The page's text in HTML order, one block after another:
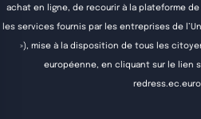
achat en ligne, de recourir à la plateforme
les services fournis par les entreprises de
»), mise à la disposition de tous les
européenne, en cliquant sur le lien